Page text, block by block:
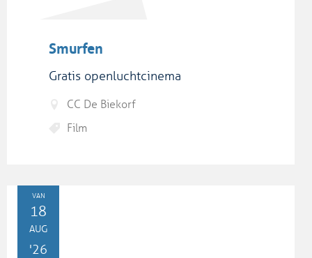
Smurfen
Gratis openluchtcinema
CC De Biekorf
Film
VAN
18
AUG
'26